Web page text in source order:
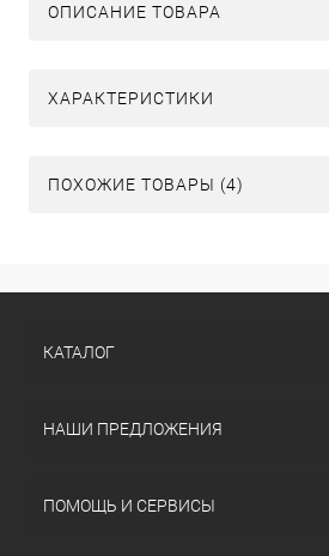
ОПИСАНИЕ ТОВАРА
ХАРАКТЕРИСТИКИ
ПОХОЖИЕ ТОВАРЫ (4)
КАТАЛОГ
НАШИ ПРЕДЛОЖЕНИЯ
ПОМОЩЬ И СЕРВИСЫ